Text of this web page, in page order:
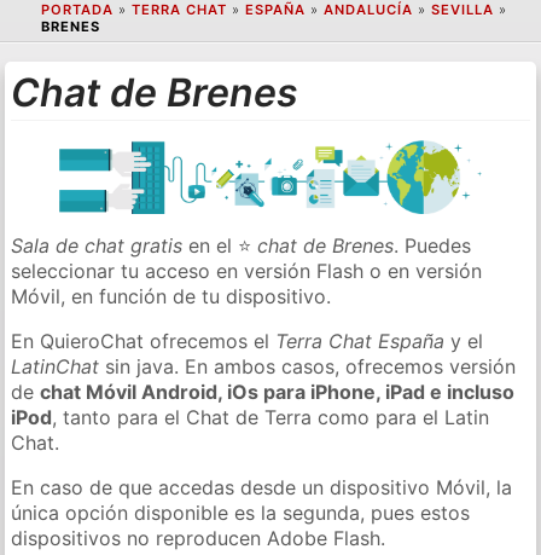
PORTADA » TERRA CHAT » ESPAÑA » ANDALUCÍA » SEVILLA »
BRENES
Chat de Brenes
Sala de chat gratis en el ⭐chat de Brenes. Puedes
seleccionar tu acceso en versión Flash o en versión
Móvil, en función de tu dispositivo.
En QuieroChat ofrecemos el Terra Chat España y el
LatinChat sin java. En ambos casos, ofrecemos versión
dechat Móvil Android, iOs para iPhone, iPad e incluso
iPod, tanto para el Chat de Terra como para el Latin
Chat.
En caso de que accedas desde un dispositivo Móvil, la
única opción disponible es la segunda, pues estos
dispositivos no reproducen Adobe Flash.